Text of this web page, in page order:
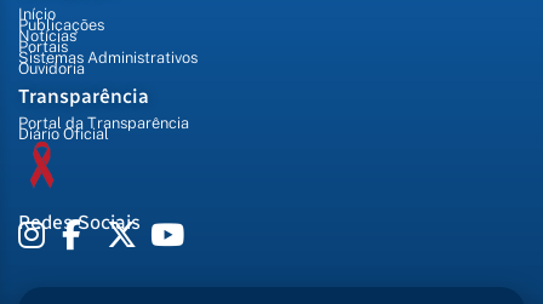
Início
Publicações
Notícias
Portais
Sistemas Administrativos
Ouvidoria
Transparência
Portal da Transparência
Diário Oficial
Redes Sociais